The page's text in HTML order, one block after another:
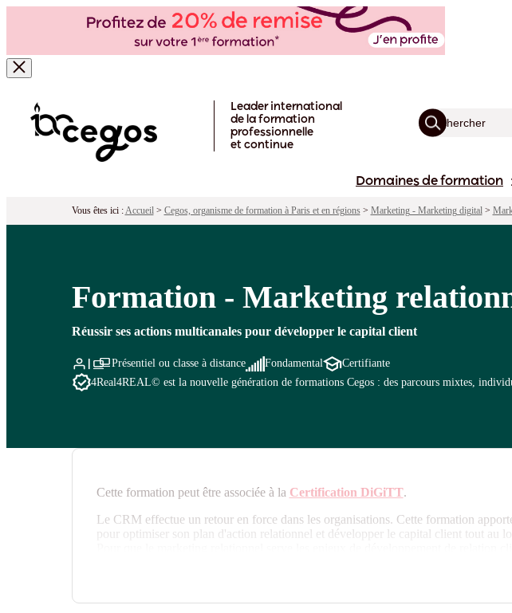
Leader international
de la formation
professionnelle
et continue
Domaines de formation
Vous êtes ici :Accueil> Cegos, organisme de formation à Paris et en régions> Marketing - Marketing digital>
Formation - Marketing
Réussir ses actions multicanales pour développer le capital client
Présentiel ou classe à distance Fondamental
Certifiante
4Real4REAL© est la nouvelle génération de formations Cegos : des parcours mixtes,
Cette formation peut être associée à la Certification DiGiTT.
Le CRM effectue un retour en force dans les organisations. Cette formation
pour optimiser son plan d'action relationnel et développer le capital client tout au
Formation - Marketing relationnel : tirer profit de son CRM
Pour qui ? Programme Objectifs Pédagogie Points forts